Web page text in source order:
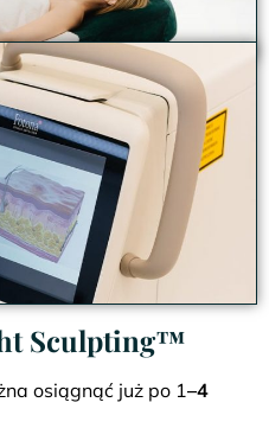
Sculpting™
osiągnąć już po 1–4